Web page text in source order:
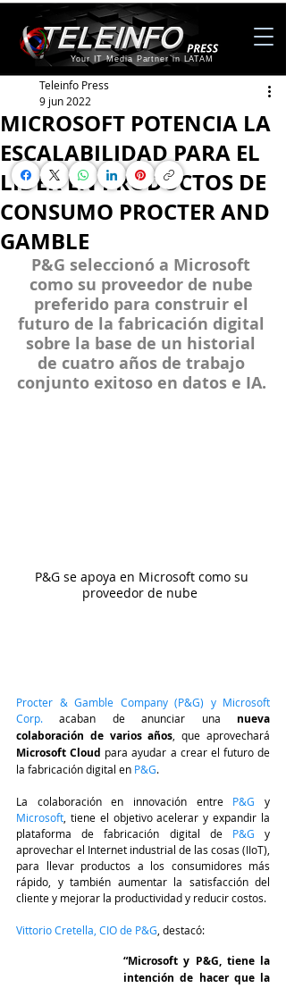
Your IT Media Partner in LATAM
MICROSOFT POTENCIA LA
ESCALABILIDAD PARA EL
LÍDER EN PRODUCTOS DE
CONSUMO PROCTER AND
GAMBLE
Teleinfo Press
9 jun 2022
P&G seleccionó a Microsoft
como su proveedor de nube
preferido para construir el
futuro de la fabricación digital
sobre la base de un historial
de cuatro años de trabajo
conjunto exitoso en datos e IA.
P&G se apoya en Microsoft como su
proveedor de nube
Procter & Gamble Company (P&G) y Microsoft
Corp. acaban de anunciar una nueva
colaboración de varios años
Microsoft Cloud para ayudar a crear el futuro de
la fabricación digital en P&G.
La colaboración en innovación entre P&G
Microsoft , tiene el objetivo acelerar y expandir la
plataforma de fabricación digital de P&G y
aprovechar el Internet industrial de las cosas (IIoT),
para llevar productos a los consumidores más
rápido, y también aumentar la satisfacción del
cliente y mejorar la productividad y reducir costos.
Vittorio Cretella, CIO de P&G , destacó:
“Microsoft y P&G, tiene la
intención de hacer que la